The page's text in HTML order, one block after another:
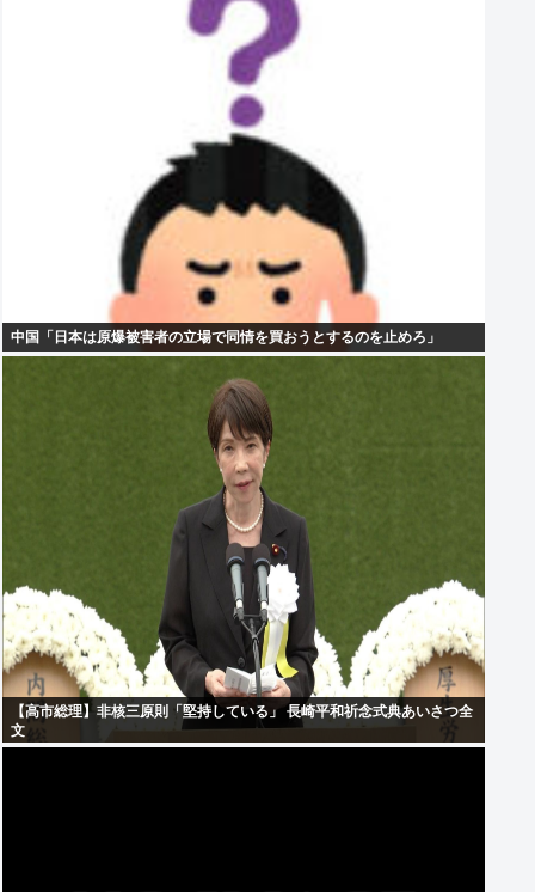
中国「日本は原爆被害者の立場で同情を買おうとするのを止めろ」
【高市総理】非核三原則「堅持している」 長崎平和祈念式典あいさつ全
文